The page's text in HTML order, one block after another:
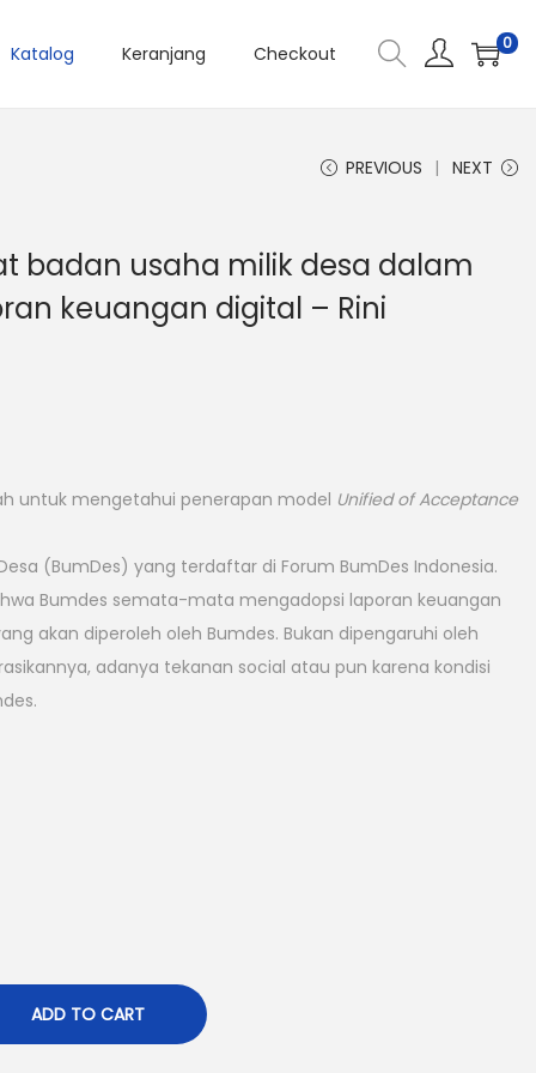
Katalog Keranjang Checkout 0
PREVIOUS NEXT
badan usaha milik desa dalam
keuangan digital – Rini
untuk mengetahui penerapan model Unified of Acceptance
(BumDes) yang terdaftar di Forum BumDes Indonesia.
Bumdes semata-mata mengadopsi laporan keuangan
akan diperoleh oleh Bumdes. Bukan dipengaruhi oleh
adanya tekanan social atau pun karena kondisi
ADD TO CART